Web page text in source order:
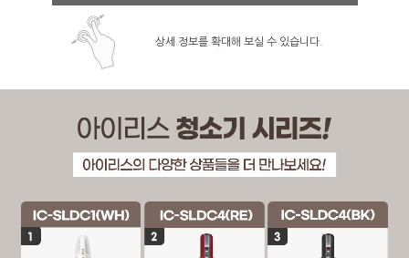
상세 정보를 확대해 보실 수 있습니다.